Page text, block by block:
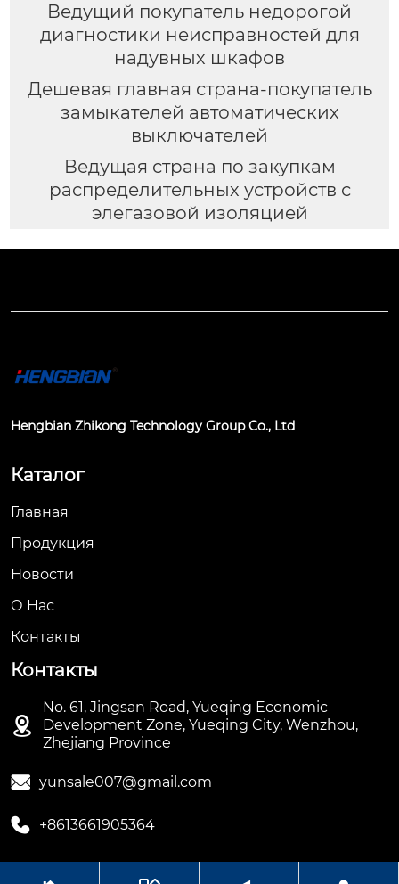
Ведущий покупатель недорогой
диагностики неисправностей для
надувных шкафов
Дешевая главная страна-покупатель
замыкателей автоматических
выключателей
Ведущая страна по закупкам
распределительных устройств с
элегазовой изоляцией
Hengbian Zhikong Technology Group Co., Ltd
Каталог
Главная
Продукция
Новости
О Hас
Контакты
Контакты

No. 61, Jingsan Road, Yueqing Economic
Development Zone, Yueqing City, Wenzhou,
Zhejiang Province
 yunsale007@gmail.com
 +8613661905364